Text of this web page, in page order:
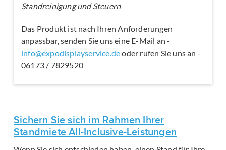
Standreinigung und Steuern
Das Produkt ist nach Ihren Anforderungen
anpassbar, senden Sie uns eine E-Mail an -
info@expodisplayservice.deoder rufen Sie uns an -
06173 / 7829520
Sichern Sie sich im Rahmen Ihrer
Standmiete All-Inclusive-Leistungen